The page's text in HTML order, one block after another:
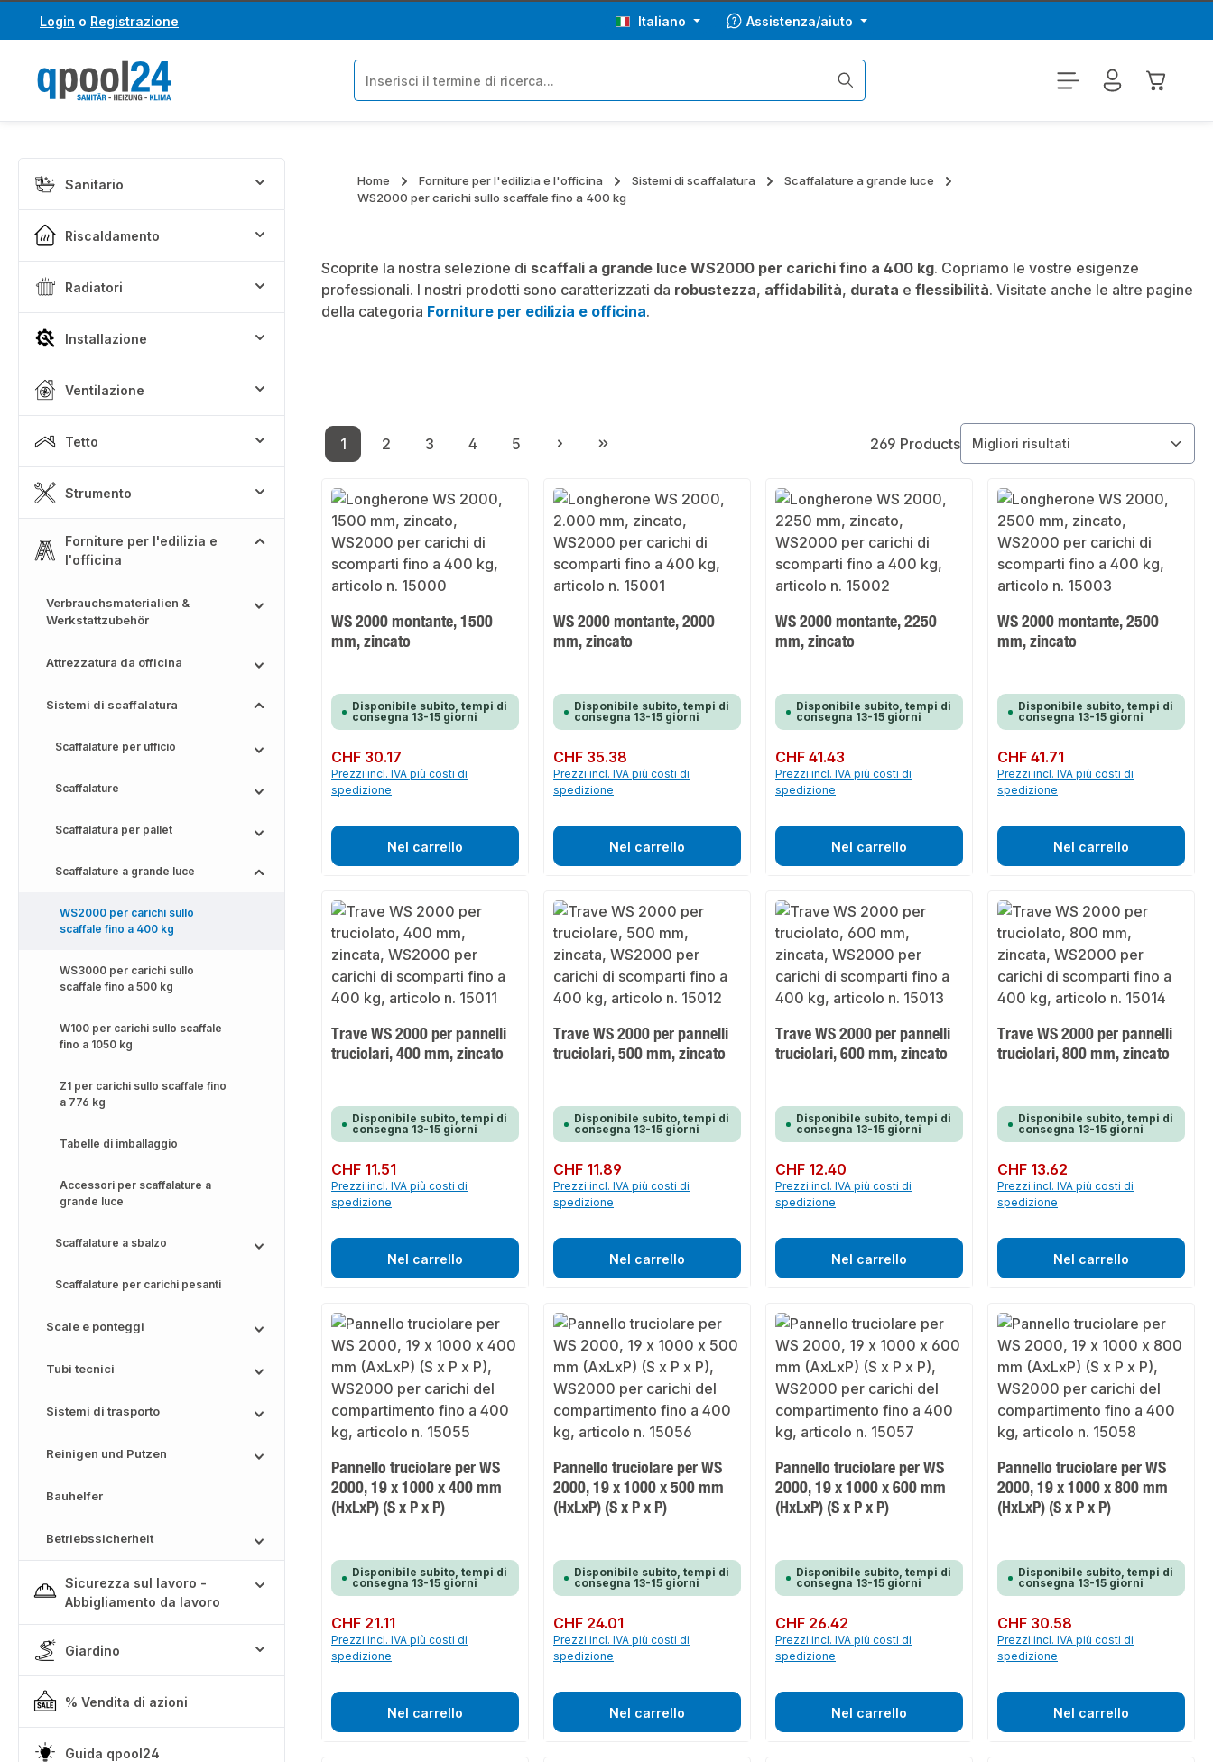
al contenuto principale
Salta alla ricerca
Login o Registrazione Italiano Assistenza/aiuto
Il
Sanitario
Riscaldamento
Radiatori
Installazione
Ventilazione
Tetto
Strumento
Forniture per l'edilizia e
l'officina
Verbrauchsmaterialien &
Werkstattzubehör
Attrezzatura da officina
Sistemi di scaffalatura
Scaffalature per ufficio
Scaffalature
Scaffalatura per pallet
Scaffalature a grande luce
WS2000 per carichi sullo
scaffale fino a 400 kg
WS3000 per carichi sullo
scaffale fino a 500 kg
W100 per carichi sullo scaffale
fino a 1050 kg
Z1 per carichi sullo scaffale fino
a 776 kg
Tabelle di imballaggio
Accessori per scaffalature a
grande luce
Scaffalature a sbalzo
Scaffalature per carichi pesanti
Scale e ponteggi
Tubi tecnici
Sistemi di trasporto
Reinigen und Putzen
Bauhelfer
Betriebssicherheit
Sicurezza sul lavoro -
Abbigliamento da lavoro
Giardino
% Vendita di azioni
Guida qpool24
Home Forniture per l'edilizia e l'officina Sistemi di scaffalatura
Scaffalature a grande luce
WS2000 per carichi sullo scaffale fino a 400 kg
Scoprite la nostra selezione di scaffali a grande luce WS2000 per carichi fino a 400 kg. Copriamo le vostre esigenze
professionali. I nostri prodotti sono caratterizzati da robustezza, affidabilità, durata e flessibilità. Visitate anche le altre pagine
della categoria Forniture per edilizia e officina.
Pagina
1
Pagina
2
Pagina
3
Pagina
4
Pagina
5 269 Products
WS 2000 montante, 1500
mm, zincato
Disponibile subito, tempi di
consegna 13-15 giorni
Prezzo normale:
CHF 30.17
Prezzi incl. IVA più costi di
spedizione
Nel carrello
WS 2000 montante, 2000
mm, zincato
Disponibile subito, tempi di
consegna 13-15 giorni
Prezzo normale:
CHF 35.38
Prezzi incl. IVA più costi di
spedizione
Nel carrello
WS 2000 montante, 2250
mm, zincato
Disponibile subito, tempi di
consegna 13-15 giorni
Prezzo normale:
CHF 41.43
Prezzi incl. IVA più costi di
spedizione
Nel carrello
WS 2000 montante, 2500
mm, zincato
Disponibile subito, tempi di
consegna 13-15 giorni
Prezzo normale:
CHF 41.71
Prezzi incl. IVA più costi di
spedizione
Nel carrello
Trave WS 2000 per pannelli
truciolari, 400 mm, zincato
Disponibile subito, tempi di
consegna 13-15 giorni
Prezzo normale:
CHF 11.51
Prezzi incl. IVA più costi di
spedizione
Nel carrello
Trave WS 2000 per pannelli
truciolari, 500 mm, zincato
Disponibile subito, tempi di
consegna 13-15 giorni
Prezzo normale:
CHF 11.89
Prezzi incl. IVA più costi di
spedizione
Nel carrello
Trave WS 2000 per pannelli
truciolari, 600 mm, zincato
Disponibile subito, tempi di
consegna 13-15 giorni
Prezzo normale:
CHF 12.40
Prezzi incl. IVA più costi di
spedizione
Nel carrello
Trave WS 2000 per pannelli
truciolari, 800 mm, zincato
Disponibile subito, tempi di
consegna 13-15 giorni
Prezzo normale:
CHF 13.62
Prezzi incl. IVA più costi di
spedizione
Nel carrello
Pannello truciolare per WS
2000, 19 x 1000 x 400 mm
(HxLxP) (S x P x P)
Disponibile subito, tempi di
consegna 13-15 giorni
Prezzo normale:
CHF 21.11
Prezzi incl. IVA più costi di
spedizione
Nel carrello
Pannello truciolare per WS
2000, 19 x 1000 x 500 mm
(HxLxP) (S x P x P)
Disponibile subito, tempi di
consegna 13-15 giorni
Prezzo normale:
CHF 24.01
Prezzi incl. IVA più costi di
spedizione
Nel carrello
Pannello truciolare per WS
2000, 19 x 1000 x 600 mm
(HxLxP) (S x P x P)
Disponibile subito, tempi di
consegna 13-15 giorni
Prezzo normale:
CHF 26.42
Prezzi incl. IVA più costi di
spedizione
Nel carrello
Pannello truciolare per WS
2000, 19 x 1000 x 800 mm
(HxLxP) (S x P x P)
Disponibile subito, tempi di
consegna 13-15 giorni
Prezzo normale:
CHF 30.58
Prezzi incl. IVA più costi di
spedizione
Nel carrello